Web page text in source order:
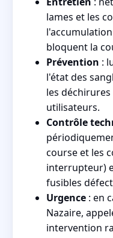
lames et les
bloquent la
Prévention :
l'état des
les
utilisateurs.
Contrôle
course et les
interrupteur)
fusibles
Urgence : en
Nazaire,
intervention